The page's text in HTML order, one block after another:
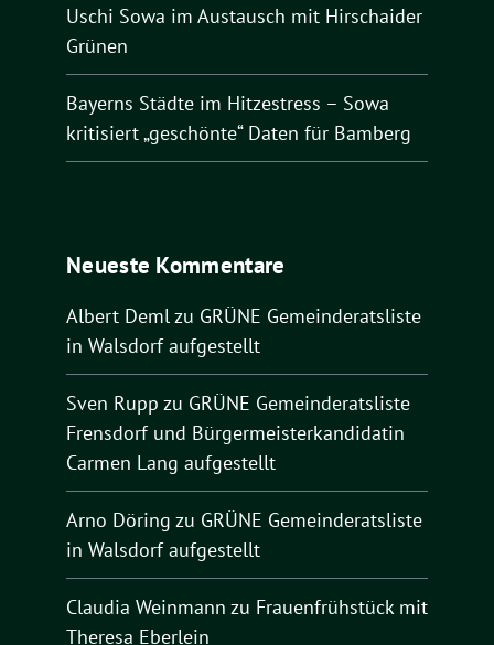
Uschi Sowa im Austausch mit Hirschaider
Grünen
Bayerns Städte im Hitzestress – Sowa
kritisiert „geschönte“ Daten für Bamberg
Neueste Kommentare
Albert Deml zu GRÜNE Gemeinderatsliste
in Walsdorf aufgestellt
Sven Rupp zu GRÜNE Gemeinderatsliste
Frensdorf und Bürgermeisterkandidatin
Carmen Lang aufgestellt
Arno Döring zu GRÜNE Gemeinderatsliste
in Walsdorf aufgestellt
Claudia Weinmann zu Frauenfrühstück mit
Theresa Eberlein